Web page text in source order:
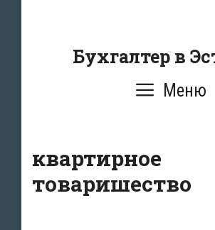
содержаниюБухгалтер в
Меню
квартирное
товаришество